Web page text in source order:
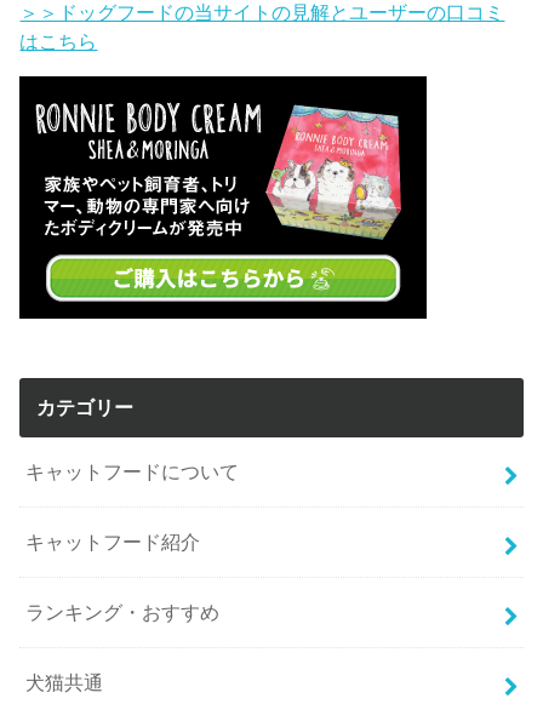
＞＞ドッグフードの当サイトの見解とユーザーの口コミ
はこちら
カテゴリー
キャットフードについて
キャットフード紹介
ランキング・おすすめ
犬猫共通